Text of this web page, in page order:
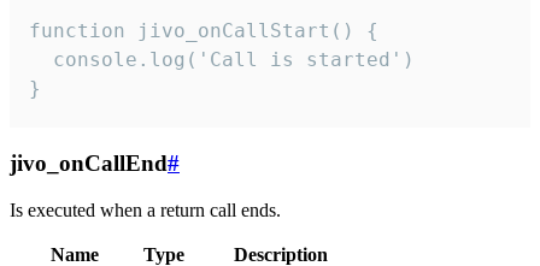
function jivo_onCallStart() {
  console.log('Call is started')
}
jivo_onCallEnd#
Is executed when a return call ends.
Name Type
Description